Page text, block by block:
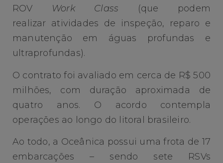
ROV Work Class (que podem
realizar atividades de inspeção, reparo e
manutenção em águas profundas e
ultraprofundas).
O contrato foi avaliado em cerca de R$ 500
milhões, com duração aproximada de
quatro anos. O acordo contempla
operações ao longo do litoral brasileiro.
Ao todo, a Oceânica possui uma frota de 17
embarcações – sendo sete RSVs